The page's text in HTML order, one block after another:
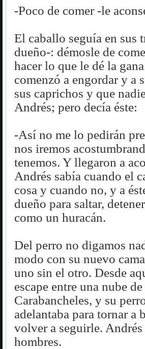
-Poco de comer -le
El caballo seguía en sus
dueño-: démosle de
hacer lo que le dé la
comenzó a engordar y a
sus caprichos y que
Andrés; pero decía éste:
-Así no me lo pedirán
nos iremos
tenemos. Y llegaron a
Andrés sabía cuando el
cosa y cuando no, y a
dueño para saltar,
como un huracán.
Del perro no digamos
modo con su nuevo
uno sin el otro. Desde
escape entre una nube
Carabancheles, y su
adelantaba para tornar a
volver a seguirle.
hombres.